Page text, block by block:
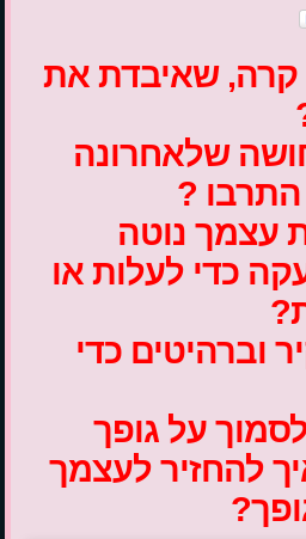
קרה, שאיבדת את
שלאחרונה
?
עצמך נוטה
כדי לעלות או
וברהיטים כדי
על גופך
להחזיר לעצמך